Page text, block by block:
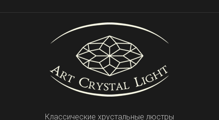
Классические хрустальные люстры